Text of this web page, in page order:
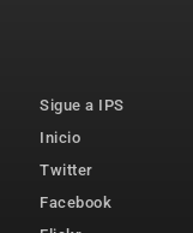
Sigue a IPS
Inicio
Twitter
Facebook